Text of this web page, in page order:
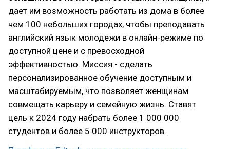
дает им возможность работать из дома в более
чем 100 небольших городах, чтобы преподавать
английский язык молодежи в онлайн-режиме по
доступной цене и с превосходной
эффективностью. Миссия - сделать
персонализированное обучение доступным и
масштабируемым, что позволяет женщинам
совмещать карьеру и семейную жизнь. Ставят
цель к 2024 году набрать более 1 000 000
студентов и более 5 000 инструкторов.